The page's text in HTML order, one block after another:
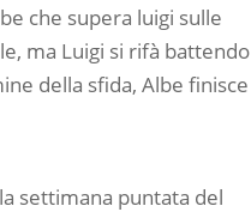
che supera luigi sulle
ma Luigi si rifà battendo
della sfida, Albe finisce
settimana puntata del